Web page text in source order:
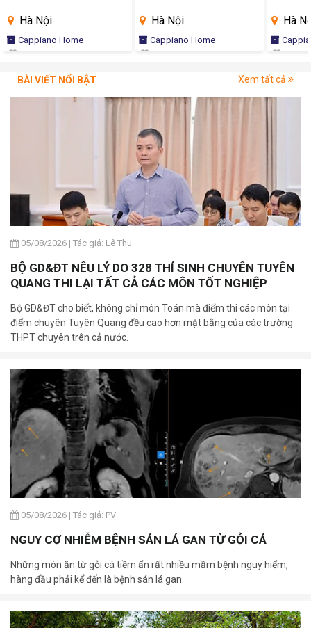
Hà Nội
Cappiano Home
Hà Nội
Cappiano Home
Hà
BÀI VIẾT NỔI BẬT Xem tất cả
05/08/2026 | Tác giả: Lê Thu
BỘ GD&ĐT NÊU LÝ DO 328 THÍ SINH CHUYÊN TUYÊN
QUANG THI LẠI TẤT CẢ CÁC MÔN TỐT NGHIỆP
Bộ GD&ĐT cho biết, không chỉ môn Toán mà điểm thi các môn tại
điểm chuyên Tuyên Quang đều cao hơn mặt bằng của các trường
THPT chuyên trên cả nước.
05/08/2026 | Tác giả: PV
NGUY CƠ NHIỄM BỆNH SÁN LÁ GAN TỪ GỎI CÁ
Những món ăn từ gỏi cá tiềm ẩn rất nhiều mầm bệnh nguy hiểm,
hàng đầu phải kể đến là bệnh sán lá gan.